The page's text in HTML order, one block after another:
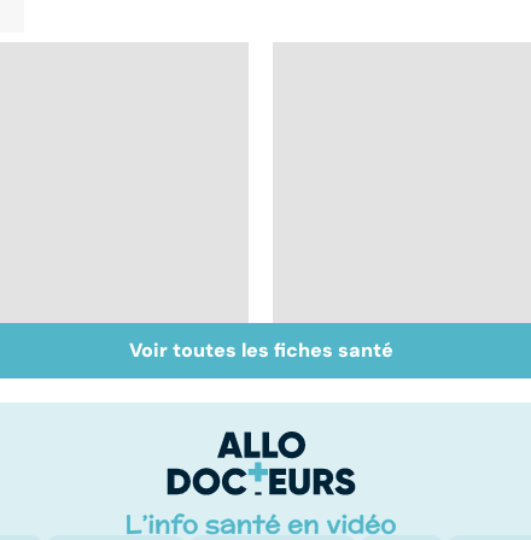
Inflammation des
amygdales : que faire
Suicide : prévenir le
passage à l'acte
Voir toutes les fiches santé